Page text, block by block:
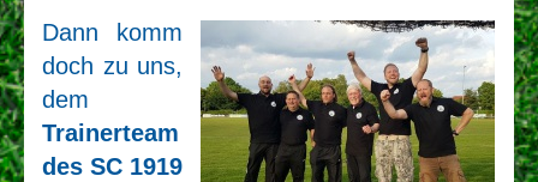
Dann komm
doch zu uns,
dem
Trainerteam
des SC 1919